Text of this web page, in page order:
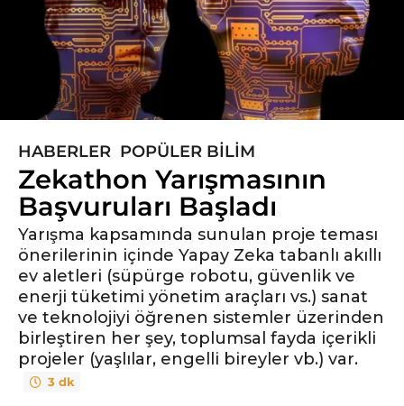
6
y
ı
l
ö
n
c
e
6
y
ı
HABERLER ,POPÜLER BILIM
Zekathon Yarışmasının
Başvuruları Başladı
Yarışma kapsamında sunulan proje teması
önerilerinin içinde Yapay Zeka tabanlı akıllı
ev aletleri (süpürge robotu, güvenlik ve
enerji tüketimi yönetim araçları vs.) sanat
ve teknolojiyi öğrenen sistemler üzerinden
birleştiren her şey, toplumsal fayda içerikli
projeler (yaşlılar, engelli bireyler vb.) var.
3 dk